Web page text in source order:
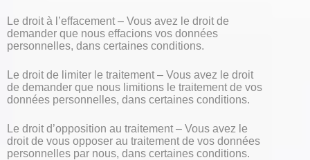
Le droit à l’effacement – Vous avez le droit de
demander que nous effacions vos données
personnelles, dans certaines conditions.
Le droit de limiter le traitement – Vous avez le droit
de demander que nous limitions le traitement de vos
données personnelles, dans certaines conditions.
Le droit d’opposition au traitement – Vous avez le
droit de vous opposer au traitement de vos données
personnelles par nous, dans certaines conditions.